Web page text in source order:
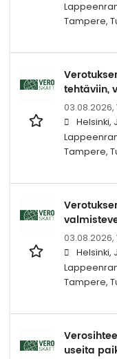
Tampere,
tehtäviin,
03.08.2026,
Helsinki,
Tampere,
03.08.2026,
Helsinki,
Tampere,
useita